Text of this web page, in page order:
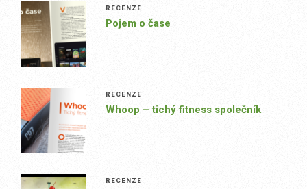
RECENZE
Pojem o čase
RECENZE
Whoop – tichý fitness společník
RECENZE